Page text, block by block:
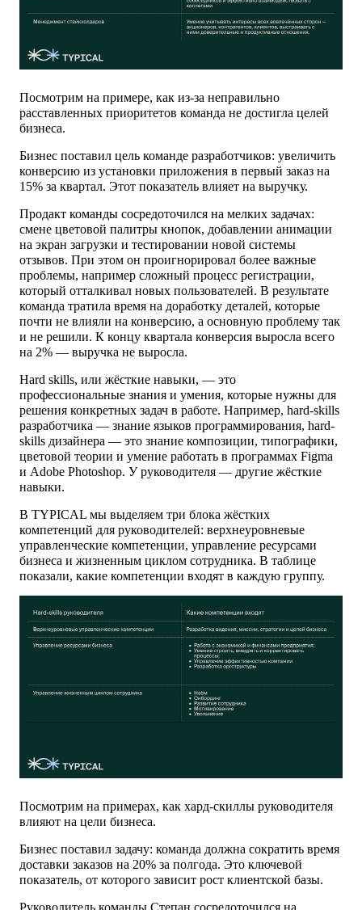
Посмотрим на примере, как из-за неправильно
расставленных приоритетов команда не достигла целей
бизнеса.
Бизнес поставил цель команде разработчиков: увеличить
конверсию из установки приложения в первый заказ на
15% за квартал. Этот показатель влияет на выручку.
Продакт команды сосредоточился на мелких задачах:
смене цветовой палитры кнопок, добавлении анимации
на экран загрузки и тестировании новой системы
отзывов. При этом он проигнорировал более важные
проблемы, например сложный процесс регистрации,
который отталкивал новых пользователей. В результате
команда тратила время на доработку деталей, которые
почти не влияли на конверсию, а основную проблему так
и не решили. К концу квартала конверсия выросла всего
на 2% — выручка не выросла.
Hard skills, или жёсткие навыки, — это
профессиональные знания и умения, которые нужны для
решения конкретных задач в работе. Например, hard-skills
разработчика — знание языков программирования, hard-
skills дизайнера — это знание композиции, типографики,
цветовой теории и умение работать в программах Figma
и Adobe Photoshop. У руководителя — другие жёсткие
навыки.
В TYPICAL мы выделяем три блока жёстких
компетенций для руководителей: верхнеуровневые
управленческие компетенции, управление ресурсами
бизнеса и жизненным циклом сотрудника. В таблице
показали, какие компетенции входят в каждую группу.
Посмотрим на примерах, как хард-скиллы руководителя
влияют на цели бизнеса.
Бизнес поставил задачу: команда должна сократить время
доставки заказов на 20% за полгода. Это ключевой
показатель, от которого зависит рост клиентской базы.
Руководитель команды Степан сосредоточился на